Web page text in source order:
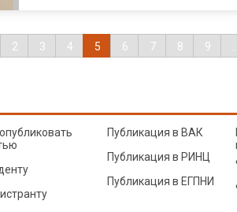
2 3 4 5 6 7 8 9
Публикация в ВАК
Публикация в РИНЦ
Публикация в ЕГПНИ